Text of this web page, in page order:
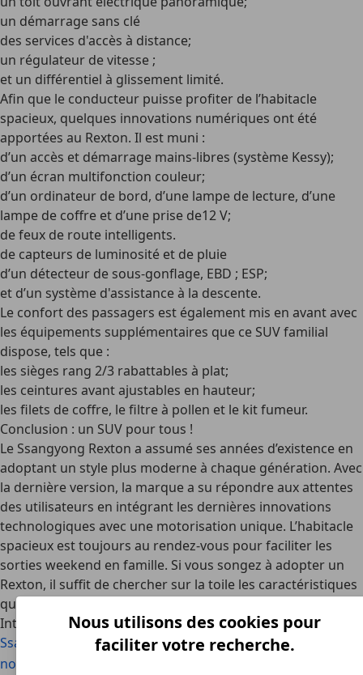
un démarrage sans clé
des services d'accès à distance;
un régulateur de vitesse ;
et un différentiel à glissement limité.
Afin que le conducteur puisse profiter de l’habitacle
spacieux, quelques innovations numériques ont été
apportées au Rexton. Il est muni :
d’un accès et démarrage mains-libres (système Kessy);
d’un écran multifonction couleur;
d’un ordinateur de bord, d’une lampe de lecture, d’une
lampe de coffre et d’une prise de12 V;
de feux de route intelligents.
de capteurs de luminosité et de pluie
d’un détecteur de sous-gonflage, EBD ; ESP;
et d’un système d'assistance à la descente.
Le confort des passagers est également mis en avant avec
les équipements supplémentaires que ce SUV familial
dispose, tels que :
les sièges rang 2/3 rabattables à plat;
les ceintures avant ajustables en hauteur;
les filets de coffre, le filtre à pollen et le kit fumeur.
Conclusion : un SUV pour tous !
Le Ssangyong Rexton a assumé ses années d’existence en
adoptant un style plus moderne à chaque génération. Avec
la dernière version, la marque a su répondre aux attentes
des utilisateurs en intégrant les dernières innovations
technologiques avec une motorisation unique. L’habitacle
spacieux est toujours au rendez-vous pour faciliter les
sorties weekend en famille. Si vous songez à adopter un
Rexton, il suffit de chercher sur la toile les caractéristiques
qui vous conviennent, le choix n’en manque pas.
Intéressé par l'SsangYong Rexton
SsangYong Rexton voiture d'occasionSsangYong Rexton
nouvelle voiture
Nous utilisons des cookies pour
faciliter votre recherche.